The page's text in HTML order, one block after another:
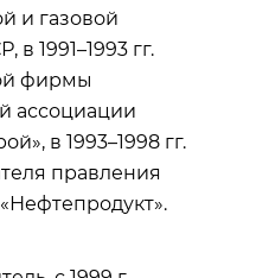
и газовой
1991–1993 гг.
фирмы
ассоциации
в 1993–1998 гг.
правления